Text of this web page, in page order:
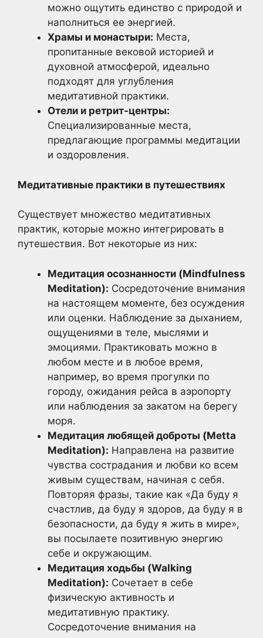
можно ощутить единство с природой и
наполниться ее энергией.
Храмы и монастыри: Места,
пропитанные вековой историей и
духовной атмосферой, идеально
подходят для углубления
медитативной практики.
Отели и ретрит-центры:
Специализированные места,
предлагающие программы медитации
и оздоровления.
Медитативные практики в путешествиях
Существует множество медитативных
практик, которые можно интегрировать в
путешествия. Вот некоторые из них:
Медитация осознанности (Mindfulness
Meditation): Сосредоточение внимания
на настоящем моменте, без осуждения
или оценки. Наблюдение за дыханием,
ощущениями в теле, мыслями и
эмоциями. Практиковать можно в
любом месте и в любое время,
например, во время прогулки по
городу, ожидания рейса в аэропорту
или наблюдения за закатом на берегу
моря.
Медитация любящей доброты (Metta
Meditation): Направлена на развитие
чувства сострадания и любви ко всем
живым существам, начиная с себя.
Повторяя фразы, такие как «Да буду я
счастлив, да буду я здоров, да буду я в
безопасности, да буду я жить в мире»,
вы посылаете позитивную энергию
себе и окружающим.
Медитация ходьбы (Walking
Meditation): Сочетает в себе
физическую активность и
медитативную практику.
Сосредоточение внимания на